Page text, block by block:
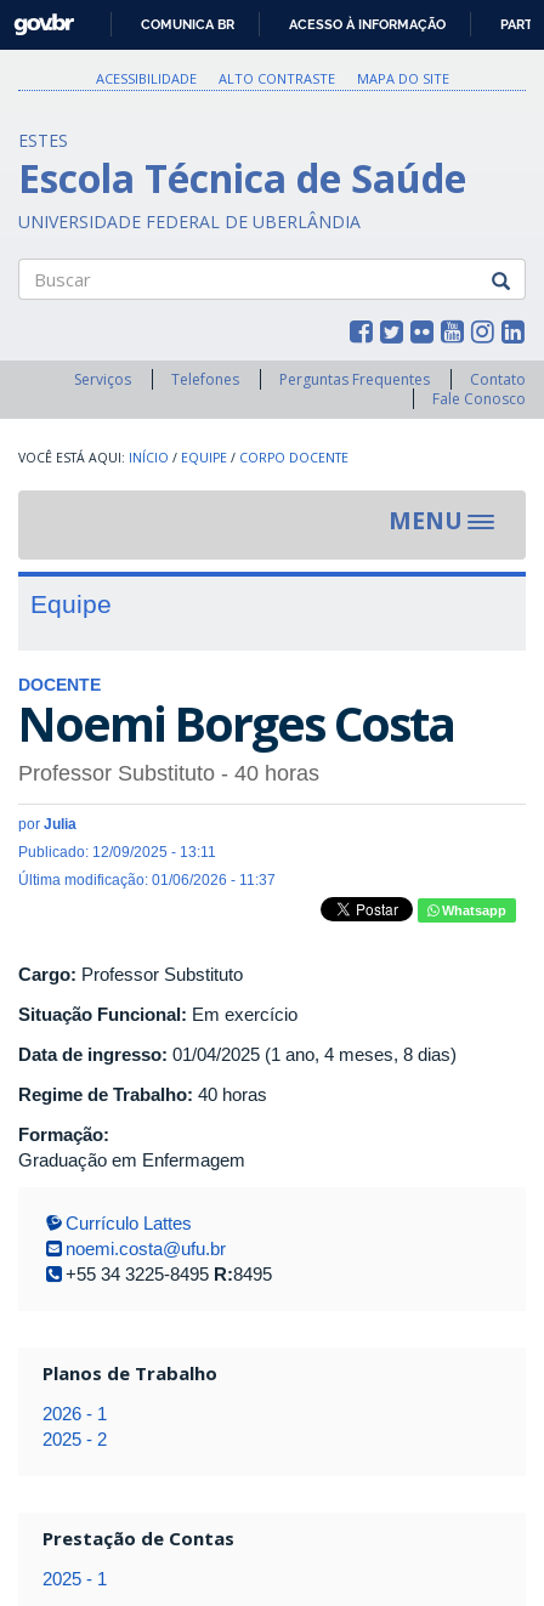
PARA
O
GOVBR
COMUNICA BR ACESSO À INFORMAÇÃO
ACESSIBILIDADE ALTO CONTRASTE MAPA DO SITE
ESTES
Escola Técnica de Saúde
UNIVERSIDADE FEDERAL DE UBERLÂNDIA
Serviços Telefones Perguntas Frequentes
Contato
Fale Conosco
INÍCIO / EQUIPE / CORPO DOCENTE
MENU
Toggle
Equipe
DOCENTE
Noemi Borges Costa
Professor Substituto - 40 horas
por Julia
Publicado: 12/09/2025 - 13:11
Última modificação: 01/06/2026 - 11:37
Whatsapp
Cargo: Professor Substituto
Situação Funcional: Em exercício
Data de ingresso: 01/04/2025 (1 ano, 4 meses, 8 dias)
Regime de Trabalho: 40 horas
Formação:
Graduação em Enfermagem
Currículo Lattes
noemi.costa@ufu.br
+55 34 3225-8495 R:8495
Planos de Trabalho
2026 - 1
2025 - 2
Prestação de Contas
2025 - 1